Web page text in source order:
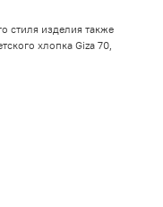
стиля изделия также
хлопка Giza 70,